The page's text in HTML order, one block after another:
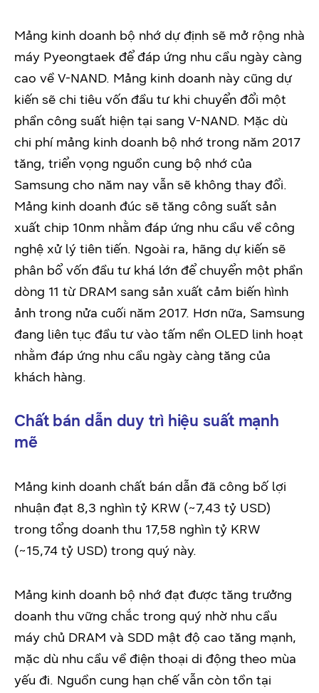
Mảng kinh doanh bộ nhớ dự định sẽ mở rộng nhà
máy Pyeongtaek để đáp ứng nhu cầu ngày càng
cao về V-NAND. Mảng kinh doanh này cũng dự
kiến sẽ chi tiêu vốn đầu tư khi chuyển đổi một
phần công suất hiện tại sang V-NAND. Mặc dù
chi phí mảng kinh doanh bộ nhớ trong năm 2017
tăng, triển vọng nguồn cung bộ nhớ của
Samsung cho năm nay vẫn sẽ không thay đổi.
Mảng kinh doanh đúc sẽ tăng công suất sản
xuất chip 10nm nhằm đáp ứng nhu cầu về công
nghệ xử lý tiên tiến. Ngoài ra, hãng dự kiến sẽ
phân bổ vốn đầu tư khá lớn để chuyển một phần
dòng 11 từ DRAM sang sản xuất cảm biến hình
ảnh trong nửa cuối năm 2017. Hơn nữa, Samsung
đang liên tục đầu tư vào tấm nền OLED linh hoạt
nhằm đáp ứng nhu cầu ngày càng tăng của
khách hàng.
Chất bán dẫn duy trì hiệu suất mạnh
mẽ
Mảng kinh doanh chất bán dẫn đã công bố lợi
nhuận đạt 8,3 nghìn tỷ KRW (~7,43 tỷ USD)
trong tổng doanh thu 17,58 nghìn tỷ KRW
(~15,74 tỷ USD) trong quý này.
Mảng kinh doanh bộ nhớ đạt được tăng trưởng
doanh thu vững chắc trong quý nhờ nhu cầu
máy chủ DRAM và SDD mật độ cao tăng mạnh,
mặc dù nhu cầu về điện thoại di động theo mùa
yếu đi. Nguồn cung hạn chế vẫn còn tồn tại